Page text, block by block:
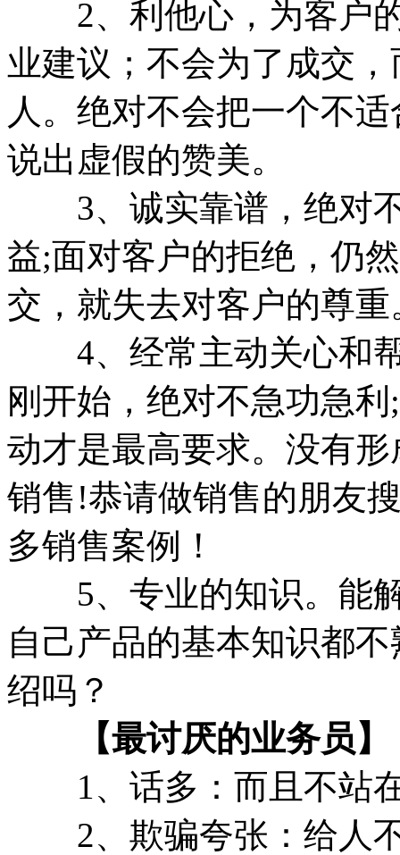
2、利他心，为客户的
业建议；不会为了成交
人。绝对不会把一个不
说出虚假的赞美。
3、诚实靠谱，绝对不
益;面对客户的拒绝，仍
交，就失去对客户的尊重
4、经常主动关心和帮
刚开始，绝对不急功急
动才是最高要求。没有
销售!恭请做销售的朋友
多销售案例！
5、专业的知识。能解
自己产品的基本知识都
绍吗？
【最讨厌的业务员】
1、话多：而且不站在
2、欺骗夸张：给人不